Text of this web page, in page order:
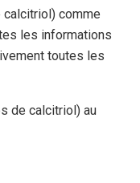
comme
les informations
toutes les
de calcitriol) au